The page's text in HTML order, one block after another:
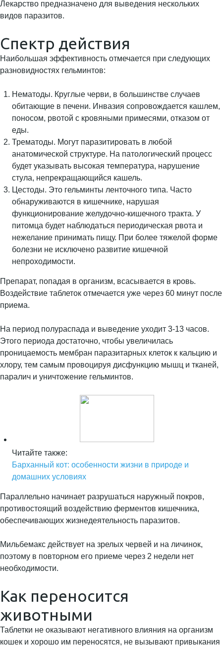
Лекарство предназначено для выведения нескольких
видов паразитов.
Спектр действия
Наибольшая эффективность отмечается при следующих
разновидностях гельминтов:
Нематоды. Круглые черви, в большинстве случаев
обитающие в печени. Инвазия сопровождается кашлем,
поносом, рвотой с кровяными примесями, отказом от
еды.
Трематоды. Могут паразитировать в любой
анатомической структуре. На патологический процесс
будет указывать высокая температура, нарушение
стула, непрекращающийся кашель.
Цестоды. Это гельминты ленточного типа. Часто
обнаруживаются в кишечнике, нарушая
функционирование желудочно-кишечного тракта. У
питомца будет наблюдаться периодическая рвота и
нежелание принимать пищу. При более тяжелой форме
болезни не исключено развитие кишечной
непроходимости.
Препарат, попадая в организм, всасывается в кровь.
Воздействие таблеток отмечается уже через 60 минут после
приема.
На период полураспада и выведение уходит 3-13 часов.
Этого периода достаточно, чтобы увеличилась
проницаемость мембран паразитарных клеток к кальцию и
хлору, тем самым провоцируя дисфункцию мышц и тканей,
паралич и уничтожение гельминтов.
Читайте также:
Барханный кот: особенности жизни в природе и
домашних условиях
Параллельно начинает разрушаться наружный покров,
противостоящий воздействию ферментов кишечника,
обеспечивающих жизнедеятельность паразитов.
Мильбемакс действует на зрелых червей и на личинок,
поэтому в повторном его приеме через 2 недели нет
необходимости.
Как переносится
животными
Таблетки не оказывают негативного влияния на организм
кошек и хорошо им переносятся, не вызывают привыкания